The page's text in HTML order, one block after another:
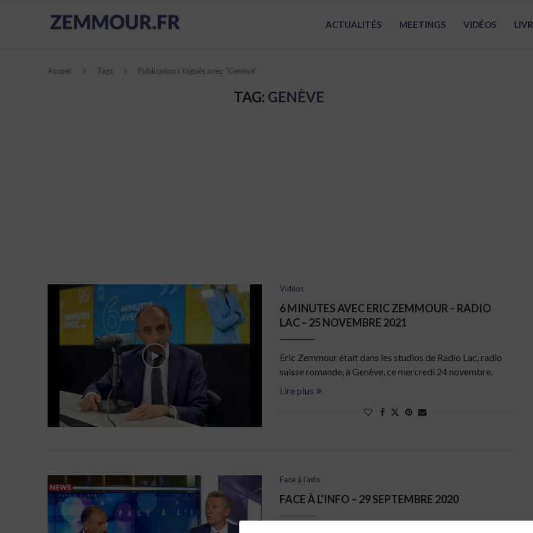
ACTUALITÉS MEETINGS VIDÉOS
Accueil Tags Publications tagués avec "Genève"
TAG: GENÈVE
Vidéos
6 MINUTES AVEC ERIC ZEMMOUR – RADIO
LAC – 25 NOVEMBRE 2021
Eric Zemmour était dans les studios de Radio Lac, radio
suisse romande, à Genève, ce mercredi 24 novembre.
Lire plus
Face à l'info
FACE À L’INFO – 29 SEPTEMBRE 2020